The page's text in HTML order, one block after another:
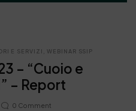
E SERVIZI ,WEBINAR SSIP
– “Cuoio e
– Report
0 Comment